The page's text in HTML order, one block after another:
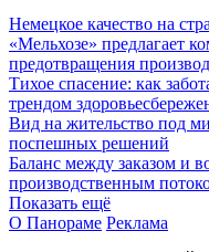
Немецкое качество на
«Мельхозе» предлагает
предотвращения
Тихое спасение: как
трендом
Вид на жительство под
поспешных решений
Баланс между заказом и
производственным
Показать ещё
О Панораме Реклама